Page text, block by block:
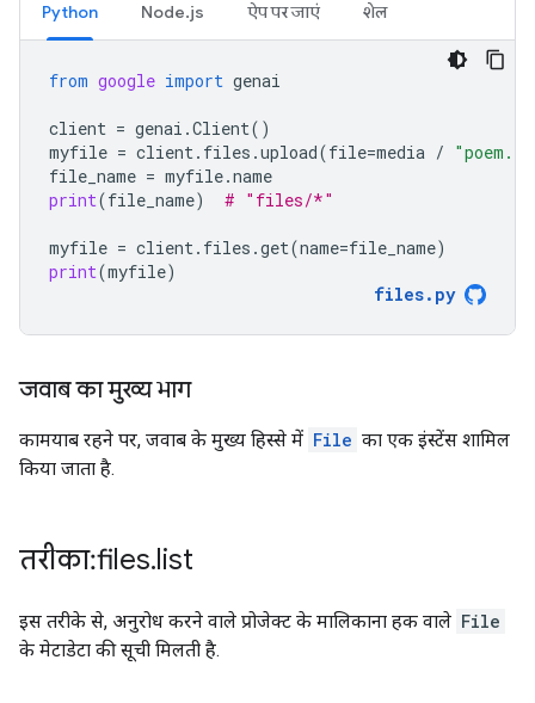
Python Node.js ऐप पर जाएं शेल
from google import genai
client = genai .Client()
myfile = client. files .upload(file=media /
file_name = myfile.name
print(file_name) # "files/*"
myfile = client. files .get(name=file_name)
print(myfile)
files. py
जवाब का मुख्य भाग
कामयाब रहने पर, जवाब के मुख्य हिस्से में File का एक इंस्टेंस शामिल
किया जाता है.
तरीका: files.list
इस तरीके से, अनुरोध करने वाले प्रोजेक्ट के मालिकाना हक वाले File
के मेटाडेटा की सूची मिलती है.